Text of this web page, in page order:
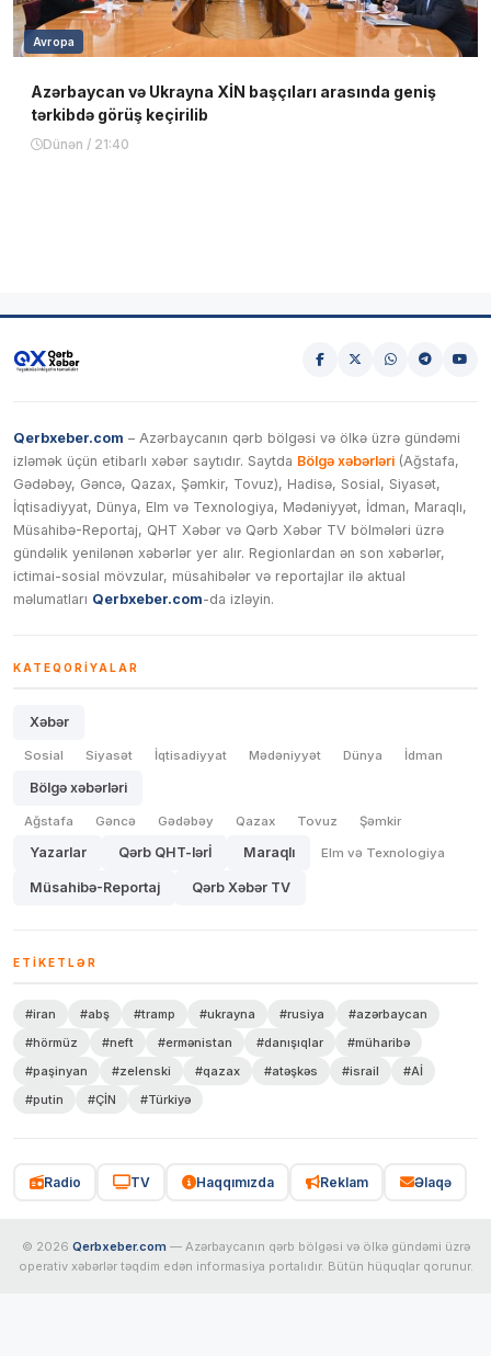
Avropa
Azərbaycan və Ukrayna XİN başçıları arasında geniş
tərkibdə görüş keçirilib
Dünən / 21:40
Qerbxeber.com – Azərbaycanın qərb bölgəsi və ölkə üzrə gündəmi
izləmək üçün etibarlı xəbər saytıdır. Saytda Bölgə xəbərləri (Ağstafa,
Gədəbəy, Gəncə, Qazax, Şəmkir, Tovuz), Hadisə, Sosial, Siyasət,
İqtisadiyyat, Dünya, Elm və Texnologiya, Mədəniyyət, İdman, Maraqlı,
Müsahibə-Reportaj, QHT Xəbər və Qərb Xəbər TV bölmələri üzrə
gündəlik yenilənən xəbərlər yer alır. Regionlardan ən son xəbərlər,
ictimai-sosial mövzular, müsahibələr və reportajlar ilə aktual
məlumatları Qerbxeber.com-da izləyin.
KATEQORIYALAR
Xəbər
Sosial Siyasət İqtisadiyyat Mədəniyyət Dünya İdman
Bölgə xəbərləri
Ağstafa Gəncə Gədəbəy Qazax Tovuz Şəmkir
Yazarlar Qərb QHT-lərİ Maraqlı Elm və Texnologiya
Müsahibə-Reportaj Qərb Xəbər TV
ETIKETLƏR
#iran #abş #tramp #ukrayna #rusiya
#azərbaycan
#hörmüz
#neft #ermənistan #danışıqlar
#müharibə
#paşinyan
#zelenski #qazax #atəşkəs #israil
#Aİ
#putin
#ÇİN #Türkiyə
Radio TV Haqqımızda Reklam Əlaqə
© 2026 Qerbxeber.com — Azərbaycanın qərb bölgəsi və ölkə gündəmi üzrə
operativ xəbərlər təqdim edən informasiya portalıdır. Bütün hüquqlar qorunur.